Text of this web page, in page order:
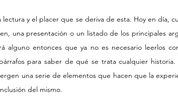
lectura y el placer que se deriva de esta. Hoy en día,
una presentación o un listado de los principales
alguno entonces que ya no es necesario leerlos
para saber de qué se trata cualquier historia.
una serie de elementos que hacen que la
del mismo.